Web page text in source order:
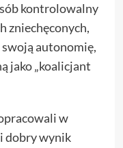
kontrolowalny
zniechęconych,
swoją autonomię,
jako „koalicjant
w
dobry wynik